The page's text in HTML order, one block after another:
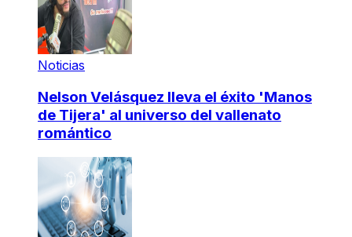
Noticias
Nelson Velásquez lleva el éxito 'Manos
de Tijera' al universo del vallenato
romántico